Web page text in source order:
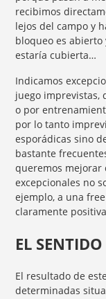
recibimos
lejos del campo y
bloqueo es
estaría cubierta…
Indicamos
juego imprevistas,
o por
por lo tanto
esporádicas sino
bastante
queremos mejorar
excepcionales no
ejemplo, a una
claramente
EL
El resultado de
determinadas